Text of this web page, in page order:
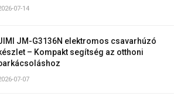
07-14
JM-G3136N elektromos csavarhúzó
– Kompakt segítség az otthoni
07-07